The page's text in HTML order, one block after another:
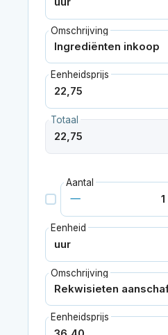
Omschrijving
Eenheidsprijs
Totaal
Aantal
Eenheid
Omschrijving
Eenheidsprijs